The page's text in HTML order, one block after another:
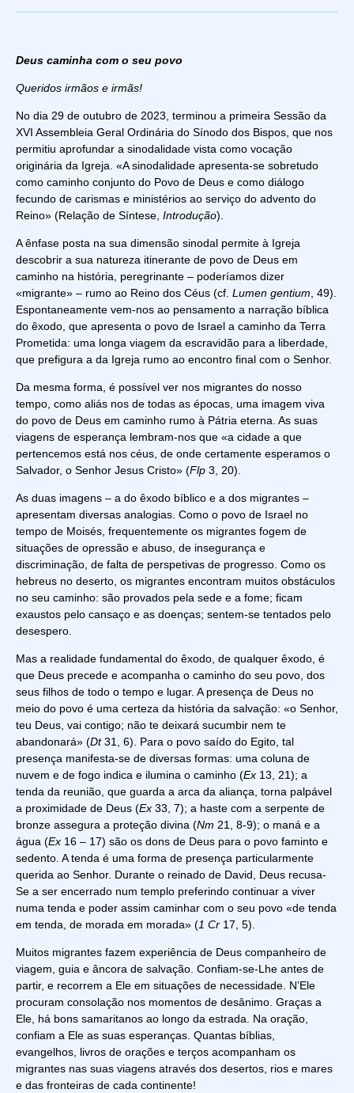
Deus caminha com o seu povo
Queridos irmãos e irmãs!
No dia 29 de outubro de 2023, terminou a primeira Sessão da
XVI Assembleia Geral Ordinária do Sínodo dos Bispos, que nos
permitiu aprofundar a sinodalidade vista como vocação
originária da Igreja. «A sinodalidade apresenta-se sobretudo
como caminho conjunto do Povo de Deus e como diálogo
fecundo de carismas e ministérios ao serviço do advento do
Reino» (Relação de Síntese, Introdução).
A ênfase posta na sua dimensão sinodal permite à Igreja
descobrir a sua natureza itinerante de povo de Deus em
caminho na história, peregrinante – poderíamos dizer
«migrante» – rumo ao Reino dos Céus (cf. Lumen gentium , 49).
Espontaneamente vem-nos ao pensamento a narração bíblica
do êxodo, que apresenta o povo de Israel a caminho da Terra
Prometida: uma longa viagem da escravidão para a liberdade,
que prefigura a da Igreja rumo ao encontro final com o Senhor.
Da mesma forma, é possível ver nos migrantes do nosso
tempo, como aliás nos de todas as épocas, uma imagem viva
do povo de Deus em caminho rumo à Pátria eterna. As suas
viagens de esperança lembram-nos que «a cidade a que
pertencemos está nos céus, de onde certamente esperamos o
Salvador, o Senhor Jesus Cristo» (Flp 3, 20).
As duas imagens – a do êxodo bíblico e a dos migrantes –
apresentam diversas analogias. Como o povo de Israel no
tempo de Moisés, frequentemente os migrantes fogem de
situações de opressão e abuso, de insegurança e
discriminação, de falta de perspetivas de progresso. Como os
hebreus no deserto, os migrantes encontram muitos obstáculos
no seu caminho: são provados pela sede e a fome; ficam
exaustos pelo cansaço e as doenças; sentem-se tentados pelo
desespero.
Mas a realidade fundamental do êxodo, de qualquer êxodo, é
que Deus precede e acompanha o caminho do seu povo, dos
seus filhos de todo o tempo e lugar. A presença de Deus no
meio do povo é uma certeza da história da salvação: «o Senhor,
teu Deus, vai contigo; não te deixará sucumbir nem te
abandonará» (Dt31, 6). Para o povo saído do Egito, tal
presença manifesta-se de diversas formas: uma coluna de
nuvem e de fogo indica e ilumina o caminho (Ex 13, 21); a
tenda da reunião, que guarda a arca da aliança, torna palpável
a proximidade de Deus (Ex 33, 7); a haste com a serpente de
bronze assegura a proteção divina (Nm 21, 8-9); o maná e a
água (Ex 16 – 17) são os dons de Deus para o povo faminto e
sedento. A tenda é uma forma de presença particularmente
querida ao Senhor. Durante o reinado de David, Deus recusa-
Se a ser encerrado num templo preferindo continuar a viver
numa tenda e poder assim caminhar com o seu povo «de tenda
em tenda, de morada em morada» (1 Cr 17, 5).
Muitos migrantes fazem experiência de Deus companheiro de
viagem, guia e âncora de salvação. Confiam-se-Lhe antes de
partir, e recorrem a Ele em situações de necessidade. N’Ele
procuram consolação nos momentos de desânimo. Graças a
Ele, há bons samaritanos ao longo da estrada. Na oração,
confiam a Ele as suas esperanças. Quantas bíblias,
evangelhos, livros de orações e terços acompanham os
migrantes nas suas viagens através dos desertos, rios e mares
e das fronteiras de cada continente!